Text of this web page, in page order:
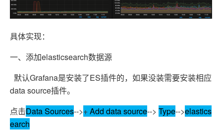
具体实现：
一、添加elasticsearch数据源
默认Grafana是安装了ES插件的，如果没装需要安装相应
data source插件。
点击Data Sources-->+Add data source--> Type-->elastics
earch